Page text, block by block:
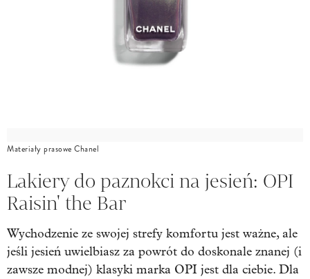
Materiały prasowe Chanel
Lakiery do paznokci na jesień: OPI
Raisin' the Bar
Wychodzenie ze swojej strefy komfortu jest ważne, ale
jeśli jesień uwielbiasz za powrót do doskonale znanej (i
zawsze modnej) klasyki marka OPI jest dla ciebie. Dla